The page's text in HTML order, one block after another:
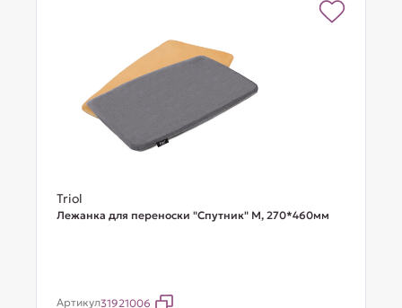
Triol
Лежанка для переноски "Спутник" M, 270*460мм
Артикул31921006